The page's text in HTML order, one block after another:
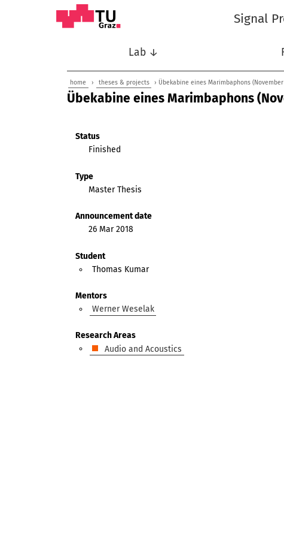
Signal
Lab ↓
home › theses & projects › Übekabine eines Marimbaphons (November
Übekabine eines Marimbaphons
Status
Finished
Type
Master Thesis
Announcement date
26 Mar 2018
Student
Thomas Kumar
Mentors
Werner Weselak
Research Areas
Audio and Acoustics